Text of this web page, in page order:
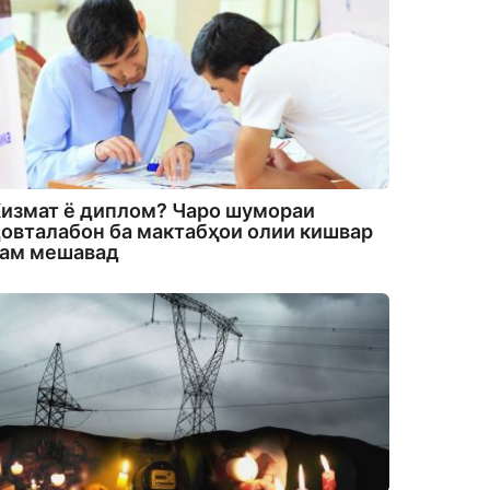
ё диплом? Чаро шумораи
ба мактабҳои олии кишвар
мешавад